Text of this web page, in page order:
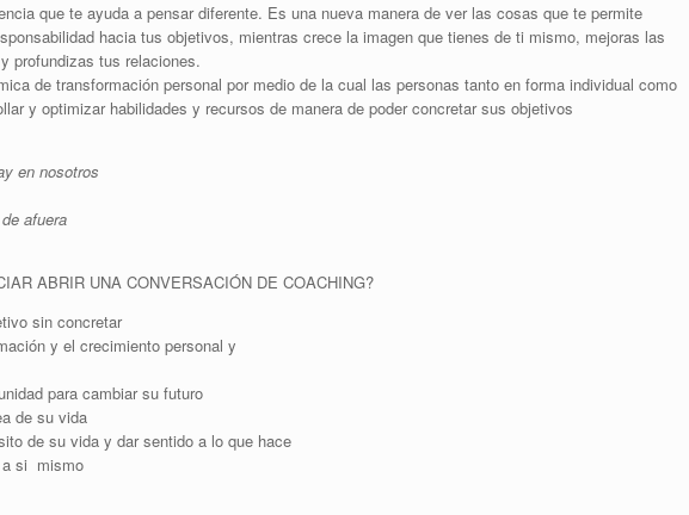
que te ayuda a pensar diferente. Es una nueva manera de ver las cosas que te permite
hacia tus objetivos, mientras crece la imagen que tienes de ti mismo, mejoras las
profundizas tus relaciones.
de transformación personal por medio de la cual las personas tanto en forma individual como
y optimizar habilidades y recursos de manera de poder concretar sus objetivos
en nosotros
afuera
ABRIR UNA CONVERSACIÓN DE COACHING?
sin concretar
y el crecimiento personal y
para cambiar su futuro
de su vida
de su vida y dar sentido a lo que hace
a si mismo